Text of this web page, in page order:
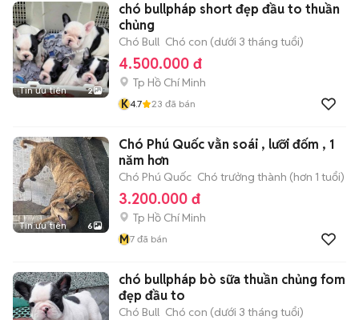
Tin ưu tiên 2
chó bullpháp short đẹp đầu to thuần
chủng
Chó Bull Chó con (dưới 3 tháng tuổi)
4.500.000 đ
Tp Hồ Chí Minh
K4.7 23 đã bán
Tin ưu tiên 6
Chó Phú Quốc vằn soái , lưỡi đốm , 1
năm hơn
Chó Phú Quốc Chó trưởng thành (hơn 1 tuổi)
3.200.000 đ
Tp Hồ Chí Minh
M7 đã bán
chó bullpháp bò sữa thuần chủng fom
đẹp đầu to
Chó Bull Chó con (dưới 3 tháng tuổi)